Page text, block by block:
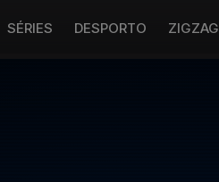
SÉRIES DESPORTO ZIGZAG